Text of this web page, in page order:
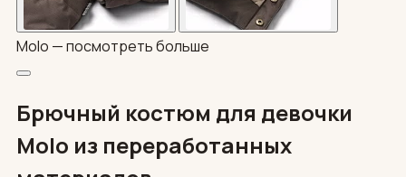
Molo —посмотреть больше
Брючный костюм для девочки
Molo из переработанных